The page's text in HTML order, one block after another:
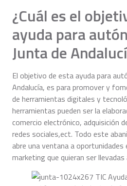
¿Cuál es el
ayuda para
Junta de
El objetivo de esta ayuda para
Andalucía, es para promover y
de herramientas digitales y
herramientas pueden ser la
comercio electrónico, adquisición
redes sociales,ect. Todo este
abre una ventana a
marketing que quieran ser llevadas